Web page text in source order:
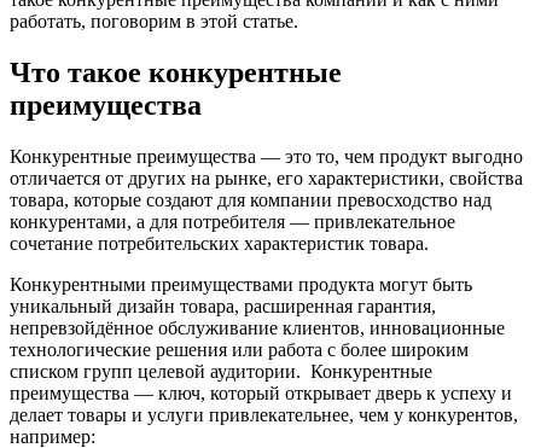
работать, поговорим в этой статье.
Что такое конкурентные
преимущества
Конкурентные преимущества — это то, чем продукт выгодно
отличается от других на рынке, его характеристики, свойства
товара, которые создают для компании превосходство над
конкурентами, а для потребителя — привлекательное
сочетание потребительских характеристик товара.
Конкурентными преимуществами продукта могут быть
уникальный дизайн товара, расширенная гарантия,
непревзойдённое обслуживание клиентов, инновационные
технологические решения или работа с более широким
списком групп целевой аудитории. Конкурентные
преимущества — ключ, который открывает дверь к успеху и
делает товары и услуги привлекательнее, чем у конкурентов,
например: